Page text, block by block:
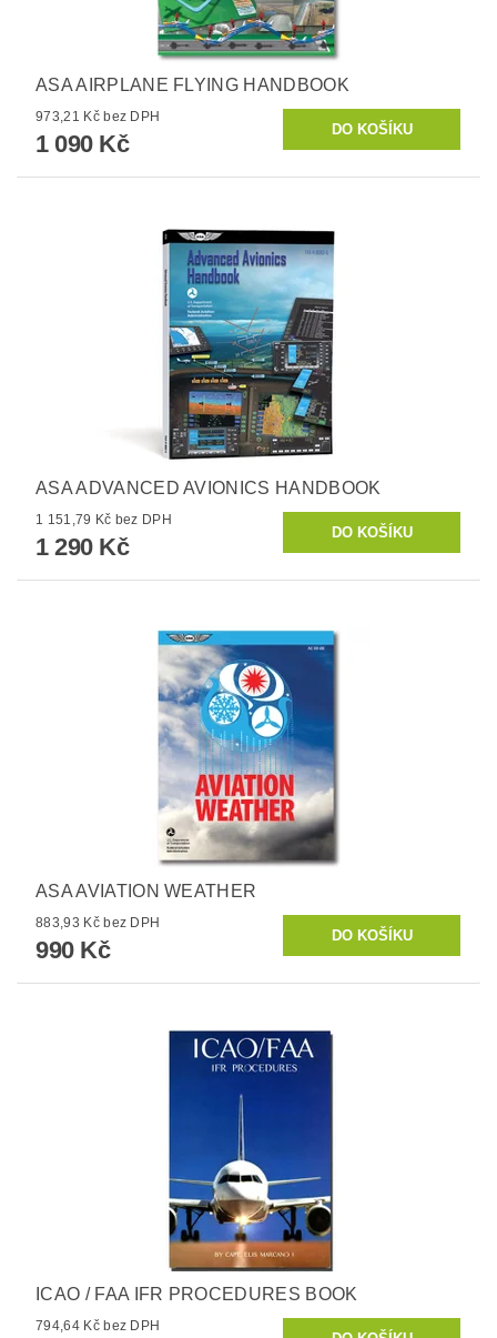
ASA AIRPLANE FLYING HANDBOOK
973,21 Kč bez DPH
1 090 Kč
ASA ADVANCED AVIONICS HANDBOOK
1 151,79 Kč bez DPH
1 290 Kč
ASA AVIATION WEATHER
883,93 Kč bez DPH
990 Kč
ICAO / FAA IFR PROCEDURES BOOK
794,64 Kč bez DPH